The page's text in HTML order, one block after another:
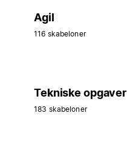
Agil
116 skabeloner
Tekniske opgaver
183 skabeloner